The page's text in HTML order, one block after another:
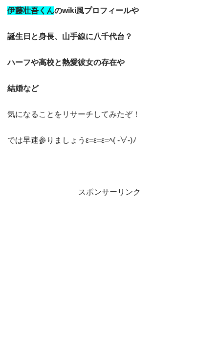
伊藤壮吾くんのwiki風プロフィールや
誕生日と身長、山手線に八千代台？
ハーフや高校と熱愛彼女の存在や
結婚など
気になることをリサーチしてみたぞ！
では早速参りましょうε=ε=ε=ﾍ( -∀-)ﾉ
スポンサーリンク